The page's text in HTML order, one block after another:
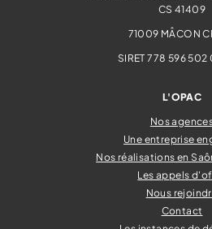
CS 41409
71009 MÂCON
SIRET 778 596
L'OPAC
Nos
Une entreprise
Nos réalisations en
Les appels
Nous
Contact